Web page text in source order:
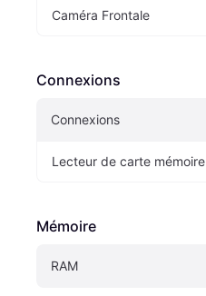
Caméra Frontale
Connexions
Connexions
Lecteur de carte mémoire
Mémoire
RAM